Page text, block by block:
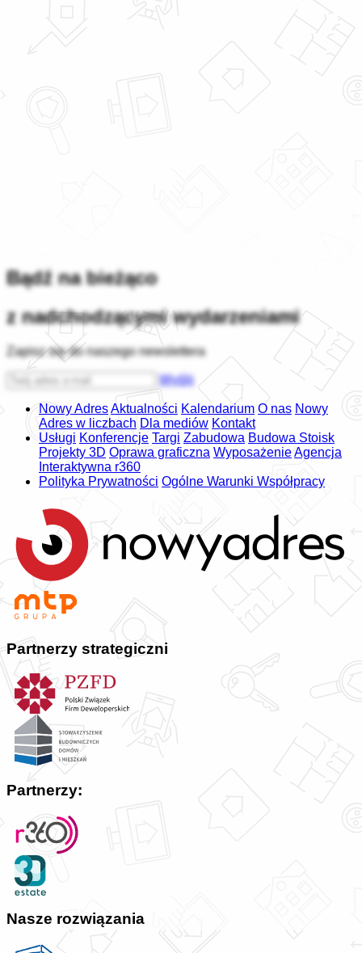
Bądź na bieżąco
z nadchodzącymi wydarzeniami
Zapisz się do naszego newslettera
Wyślij
Nowy AdresAktualności Kalendarium O nas Nowy
Adres w liczbach Dla mediów Kontakt
Usługi Konferencje Targi Zabudowa Budowa Stoisk
Projekty 3D Oprawa graficzna WyposażenieAgencja
Interaktywna r360
Polityka Prywatności Ogólne Warunki Współpracy
Partnerzy strategiczni
Partnerzy:
Nasze rozwiązania